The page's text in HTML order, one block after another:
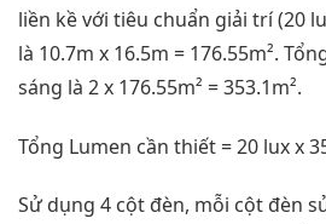
liền kề với tiêu chuẩn giải trí (20
là 10.7m x 16.5m = 176.55m².
sáng là 2 x 176.55m² = 353.1m².
Tổng Lumen cần thiết = 20 lux x
Sử dụng 4 cột đèn, mỗi cột đèn